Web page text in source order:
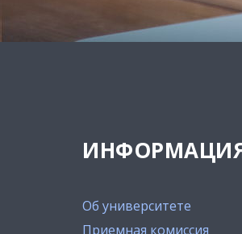
Об университете
Приемная комиссия